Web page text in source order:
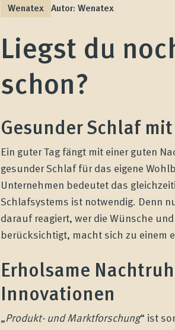
Wenatex Autor: Wenatex
Liegst du
schon?
Gesunder Schlaf
Ein guter Tag fängt mit einer guten
gesunder Schlaf für das eigene
Unternehmen bedeutet das
Schlafsystems ist notwendig. Denn
darauf reagiert, wer die Wünsche
berücksichtigt, macht sich zu einem
Erholsame
Innovationen
„Produkt- und Marktforschung“ ist